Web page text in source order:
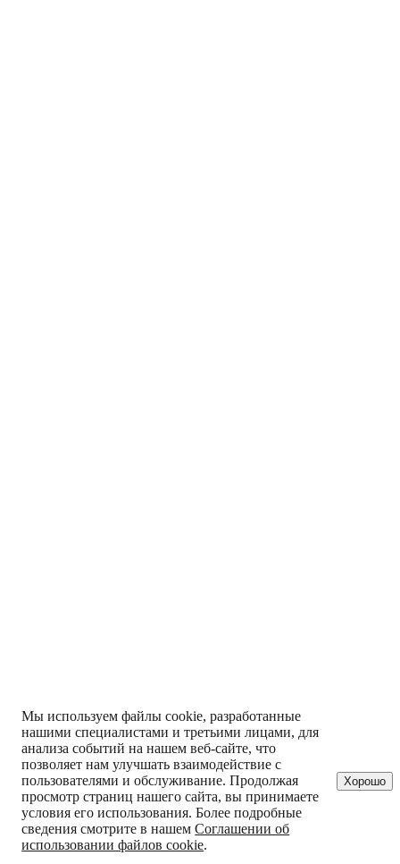
Мы используем файлы cookie, разработанные
нашими специалистами и третьими лицами, для
анализа событий на нашем веб-сайте, что
позволяет нам улучшать взаимодействие с
пользователями и обслуживание. Продолжая
просмотр страниц нашего сайта, вы принимаете
условия его использования. Более подробные
сведения смотрите в нашемСоглашении об
использовании файлов cookie.
Хорошо